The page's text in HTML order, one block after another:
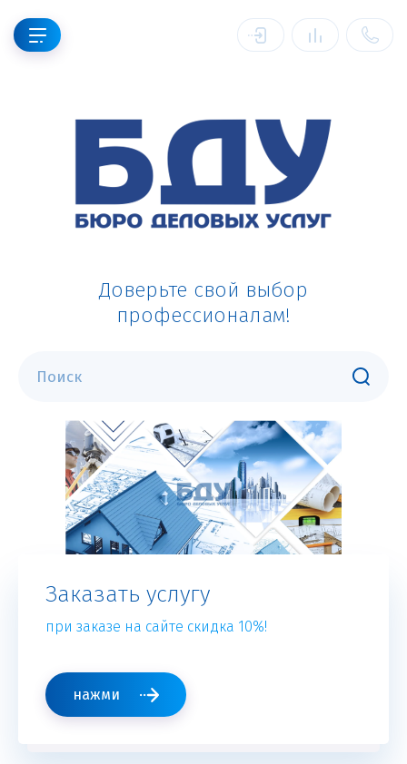
Доверьте свой выбор
профессионалам!
Заказать услугу
при заказе на сайте скидка 10%!
нажми